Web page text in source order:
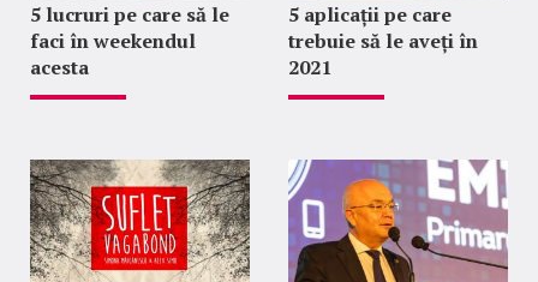
5 lucruri pe care să le
faci în weekendul
acesta
5 aplicații pe care
trebuie să le aveți în
2021